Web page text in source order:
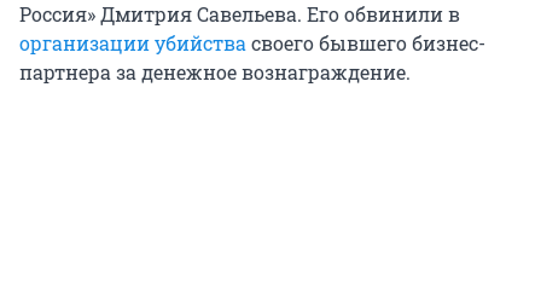
Россия» Дмитрия Савельева. Его обвинили в
организации убийствасвоего бывшего бизнес-
партнера за денежное вознаграждение.